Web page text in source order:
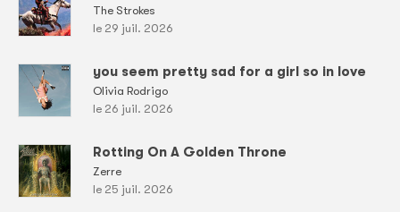
The Strokes
le 29 juil. 2026
you seem pretty sad for a girl so in love
Olivia Rodrigo
le 26 juil. 2026
Rotting On A Golden Throne
Zerre
le 25 juil. 2026